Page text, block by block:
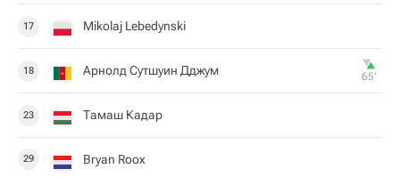
17 Mikolaj Lebedynski
18 Арнолд Сутшуин Дджум 65‎’‎
23 Тамаш Кадар
29 Bryan Roox